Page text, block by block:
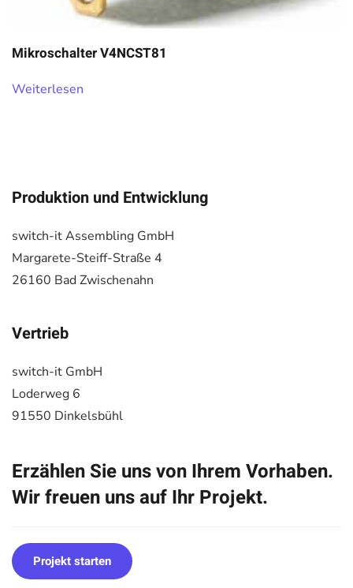
Mikroschalter V4NCST81
Weiterlesen
Produktion und Entwicklung
switch-it Assembling GmbH
Margarete-Steiff-Straße 4
26160 Bad Zwischenahn
Vertrieb
switch-it GmbH
Loderweg 6
91550 Dinkelsbühl
Erzählen Sie uns von Ihrem Vorhaben.
Wir freuen uns auf Ihr Projekt.
Projekt starten